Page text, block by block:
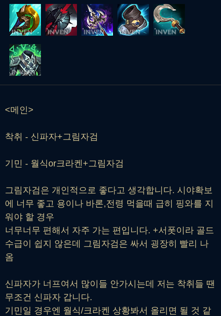
<메인>
착취 - 신파자+그림자검
기민 - 월식or크라켄+그림자검
그림자검은 개인적으로 좋다고 생각합니다. 시야확보
에 너무 좋고 용이나 바론,전령 먹을때 급히 핑와를 지
워야 할 경우
너무너무 편해서 자주 가는 편입니다. +서폿이라 골드
수급이 쉽지 않은데 그림자검은 싸서 굉장히 빨리 나
옴
신파자가 너프여서 많이들 안가시는데 저는 착취들 땐
무조건 신파자 갑니다.
기민일 경우엔 월식/크라켄 상황봐서 올리면 될 것 같